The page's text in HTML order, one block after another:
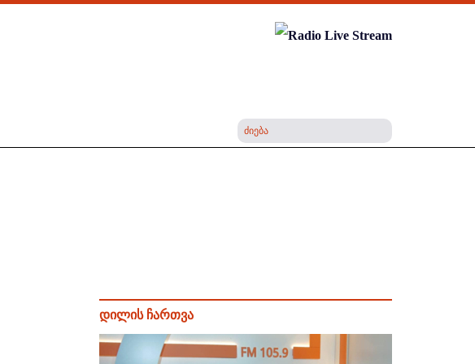
დილის ჩართვა